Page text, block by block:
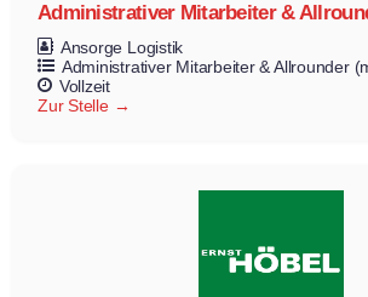
Administrativer Mitarbeiter &
Ansorge Logistik
Administrativer Mitarbeiter & Allrounder
Vollzeit
Zur Stelle